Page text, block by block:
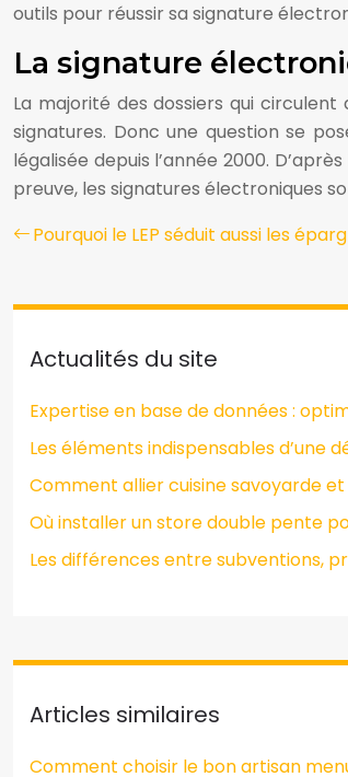
outils pour réussir sa signature
La signature
La majorité des dossiers qui
signatures. Donc une question se
légalisée depuis l’année 2000.
preuve, les signatures électroniques
Pourquoi le LEP séduit aussi les
Actualités du site
Expertise en base de données :
Les éléments indispensables d’une
Comment allier cuisine savoyarde
Où installer un store double pente
Les différences entre subventions,
Articles similaires
Comment choisir le bon artisan